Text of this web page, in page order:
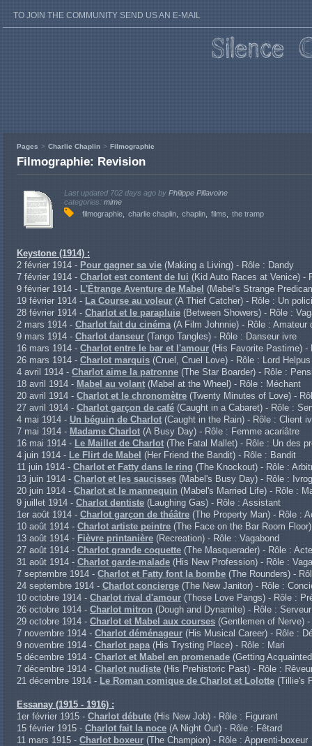
TO JOIN THE COMMUNITY SEND US AN E-MAIL
Pages Charlie Chaplin Filmographie
Filmographie: Revision
Last updated 702 days ago by Philippe Pillavoine
categories: mime
filmographie
charlie chaplin chaplin films the tramp
Keystone (1914) :
2 février 1914 - Pour gagner sa vie (Making a Living) - Rôle : Dandy
7 février 1914 - Charlot est content de lui (Kid Auto Races at Venice) -
9 février 1914 - L'Étrange Aventure de Mabel (Mabel's Strange
19 février 1914 - La Course au voleur (A Thief Catcher) - Rôle : Un
28 février 1914 - Charlot et le parapluie (Between Showers) - Rôle :
2 mars 1914 - Charlot fait du cinéma(A Film Johnnie) - Rôle : Amateur
9 mars 1914 - Charlot danseur (Tango Tangles) - Rôle : Danseur ivre
16 mars 1914 - Charlot entre le bar et l'amour (His Favorite Pastime) -
26 mars 1914 - Charlot marquis (Cruel, Cruel Love) - Rôle : Lord Helpus
4 avril 1914 - Charlot aime la patronne (The Star Boarder) - Rôle :
18 avril 1914 - Mabel au volant (Mabel at the Wheel) - Rôle : Méchant
20 avril 1914 - Charlot et le chronomètre (Twenty Minutes of Love) -
27 avril 1914 - Charlot garçon de café (Caught in a Cabaret) - Rôle :
4 mai 1914 - Un béguin de Charlot (Caught in the Rain) - Rôle : Client
7 mai 1914 - Madame Charlot (A Busy Day) - Rôle : Femme acariâtre
16 mai 1914 - Le Maillet de Charlot (The Fatal Mallet) - Rôle : Un des
4 juin 1914 - Le Flirt de Mabel (Her Friend the Bandit) - Rôle : Bandit
11 juin 1914 - Charlot et Fatty dans le ring (The Knockout) - Rôle :
13 juin 1914 - Charlot et les saucisses (Mabel's Busy Day) - Rôle :
20 juin 1914 - Charlot et le mannequin (Mabel's Married Life) - Rôle :
9 juillet 1914 - Charlot dentiste (Laughing Gas) - Rôle : Assistant
1er août 1914 - Charlot garçon de théâtre (The Property Man) - Rôle :
10 août 1914 - Charlot artiste peintre (The Face on the Bar Room
13 août 1914 - Fièvre printanière (Recreation) - Rôle : Vagabond
27 août 1914 - Charlot grande coquette (The Masquerader) - Rôle :
31 août 1914 - Charlot garde-malade (His New Profession) - Rôle :
7 septembre 1914 - Charlot et Fatty font la bombe (The Rounders) -
24 septembre 1914 - Charlot concierge (The New Janitor) - Rôle :
10 octobre 1914 - Charlot rival d'amour (Those Love Pangs) - Rôle :
26 octobre 1914 - Charlot mitron (Dough and Dynamite) - Rôle : Serveur
29 octobre 1914 - Charlot et Mabel aux courses (Gentlemen of Nerve)
7 novembre 1914 - Charlot déménageur (His Musical Career) - Rôle :
9 novembre 1914 - Charlot papa(His Trysting Place) - Rôle : Mari
5 décembre 1914 - Charlot et Mabel en promenade (Getting
7 décembre 1914 - Charlot nudiste (His Prehistoric Past) - Rôle :
21 décembre 1914 - Le Roman comique de Charlot et Lolotte (Tillie's
Essanay (1915 - 1916) :
1er février 1915 - Charlot débute (His New Job) - Rôle : Figurant
15 février 1915 - Charlot fait la noce (A Night Out) - Rôle : Fêtard
11 mars 1915 - Charlot boxeur (The Champion) - Rôle : Apprenti-boxeur